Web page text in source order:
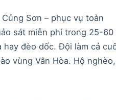
Sơn – phục vụ toàn
sát miễn phí trong 25-60
đèo dốc. Đội làm cả
vùng Vân Hòa. Hộ nghèo,